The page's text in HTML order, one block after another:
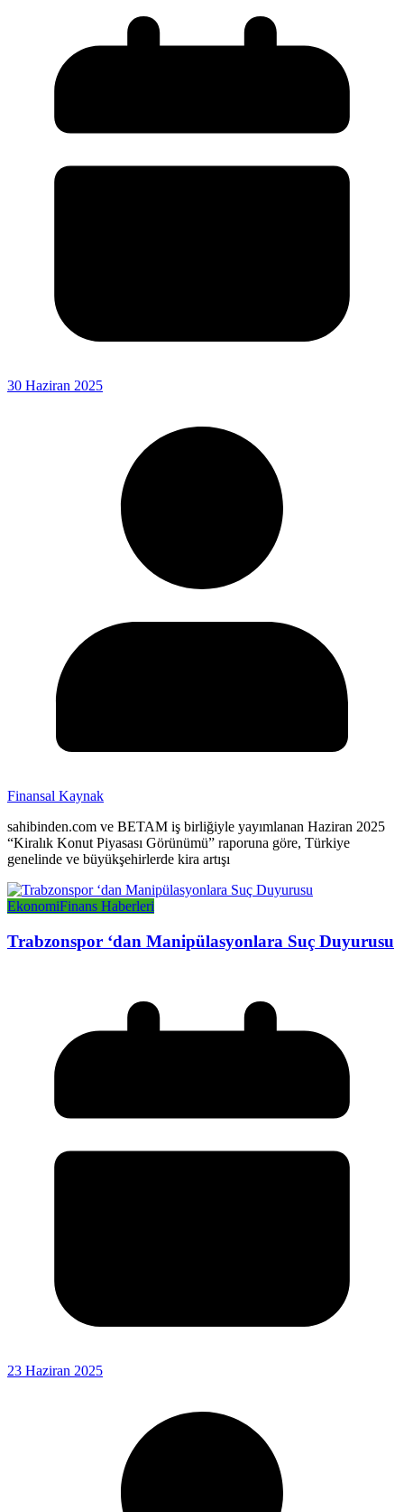
30 Haziran 2025
Finansal Kaynak
sahibinden.com ve BETAM iş birliğiyle yayımlanan Haziran 2025
“Kiralık Konut Piyasası Görünümü” raporuna göre, Türkiye
genelinde ve büyükşehirlerde kira artışı
EkonomiFinans Haberleri
Trabzonspor ‘dan Manipülasyonlara Suç Duyurusu
23 Haziran 2025